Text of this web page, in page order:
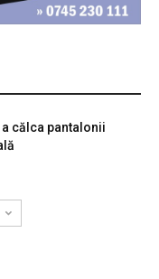
călca pantalonii